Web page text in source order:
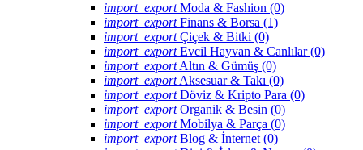
import_exportModa & Fashion (0)
import_exportFinans & Borsa (1)
import_exportÇiçek & Bitki (0)
import_exportEvcil Hayvan & Canlılar (0)
import_exportAltın & Gümüş (0)
import_exportAksesuar & Takı (0)
import_exportDöviz & Kripto Para (0)
import_exportOrganik & Besin (0)
import_exportMobilya & Parça (0)
import_exportBlog & İnternet (0)